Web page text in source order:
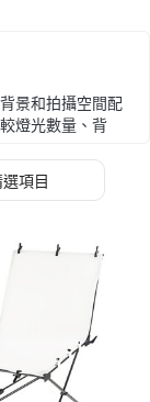
景和拍攝空間配
燈光數量、背
數量、背景、反